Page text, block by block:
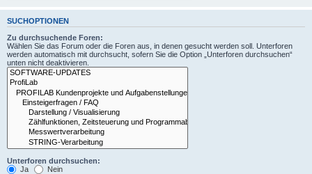
SUCHOPTIONEN
Zu durchsuchende Foren:
Wählen Sie das Forum oder die Foren aus, in denen gesucht werden soll. Unterforen
werden automatisch mit durchsucht, sofern Sie die Option „Unterforen durchsuchen“
unten nicht deaktivieren.
Unterforen durchsuchen:
Ja
Nein